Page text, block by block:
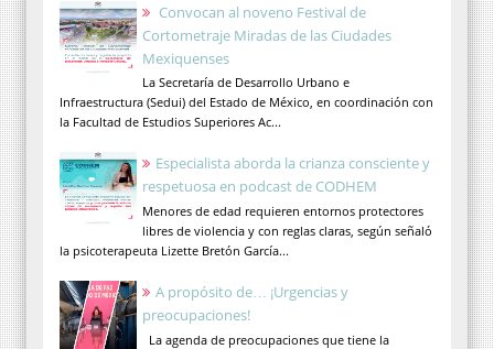
Convocan al noveno Festival de
Cortometraje Miradas de las Ciudades
Mexiquenses
La Secretaría de Desarrollo Urbano e
Infraestructura (Sedui) del Estado de México, en coordinación con
la Facultad de Estudios Superiores Ac...
Especialista aborda la crianza consciente y
respetuosa en podcast de CODHEM
Menores de edad requieren entornos protectores
libres de violencia y con reglas claras, según señaló
la psicoterapeuta Lizette Bretón García...
A propósito de… ¡Urgencias y
preocupaciones!
La agenda de preocupaciones que tiene la